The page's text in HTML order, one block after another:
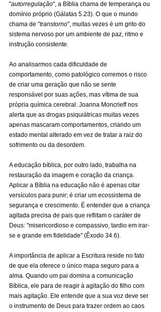
"autorregulação", a Bíblia chama de temperança ou
domínio próprio (Gálatas 5.23). O que o mundo
chama de "transtorno", muitas vezes é um grito do
sistema nervoso por um ambiente de paz, ritmo e
instrução consistente.
Ao analisarmos cada dificuldade de
comportamento, como patológico corremos o risco
de criar uma geração que não se sente
responsável por suas ações, mas vítima de sua
própria química cerebral. Joanna Moncrieff nos
alerta que as drogas psiquiátricas muitas vezes
apenas mascaram comportamentos, criando um
estado mental alterado em vez de tratar a raiz do
sofrimento ou da desordem.
A educação bíblica, por outro lado, trabalha na
restauração da imagem e coração da criança.
Aplicar a Bíblia na educação não é apenas citar
versículos para punir; é criar um ecossistema de
segurança e crescimento. É entender que a criança
agitada precisa de pais que reflitam o caráter de
Deus: "misericordioso e compassivo, tardio em irar-
se e grande em fidelidade" (Êxodo 34.6).
A importância de aplicar a Escritura reside no fato
de que ela oferece o único mapa seguro para a
alma. Quando um pai domina a comunicação
Bíblica, ele para de reagir à agitação do filho com
mais agitação. Ele entende que a sua voz deve ser
o instrumento de Deus para trazer ordem ao caos